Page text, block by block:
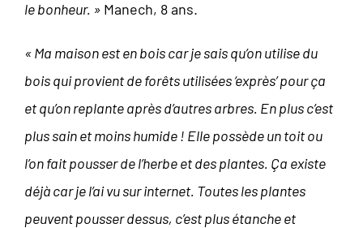
le bonheur. » Manech, 8 ans.
« Ma maison est en bois car je sais qu’on utilise du
bois qui provient de forêts utilisées ‘exprès’ pour ça
et qu’on replante après d’autres arbres. En plus c’est
plus sain et moins humide ! Elle possède un toit ou
l’on fait pousser de l’herbe et des plantes. Ça existe
déjà car je l’ai vu sur internet. Toutes les plantes
peuvent pousser dessus, c’est plus étanche et